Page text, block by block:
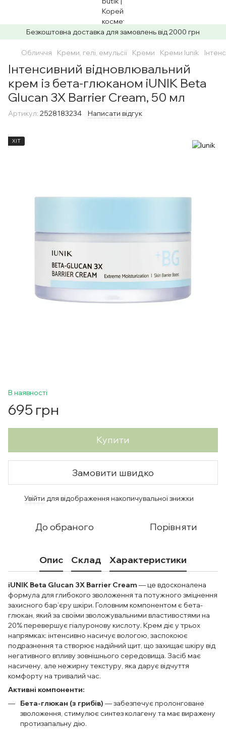
Безкоштовна доставка для замовлень від 2000 грн
Обличчя Креми, гелі, емульсії Креми Креми Iunik
Інтенсивний відновлювальний
крем із бета-глюканом iUNIK Beta
Glucan 3X Barrier Cream, 50 мл
Артикул: 2528183234 Написати відгук
ХІТ
В наявності
695 грн
Купити
Замовити швидко
Увійти для відображення накопичувальної знижки
До обраного Порівняти
Опис Склад Характеристики
iUNIK Beta Glucan 3X Barrier Cream — це вдосконалена
формула для глибокого зволоження та потужного зміцнення
захисного бар’єру шкіри. Головним компонентом є бета-
глюкан, який за своїми зволожувальними властивостями на
20% перевершує гіалуронову кислоту. Крем діє у трьох
напрямках: інтенсивно насичує вологою, заспокоює
подразнення та створює надійний щит, що захищає шкіру від
негативного впливу зовнішнього середовища. Засіб має
насичену, але нежирну текстуру, яка дарує відчуття
комфорту на тривалий час.
Активні компоненти:
Бета-глюкан (з грибів) — забезпечує пролонговане
зволоження, стимулює синтез колагену та має виражену
протизапальну дію.